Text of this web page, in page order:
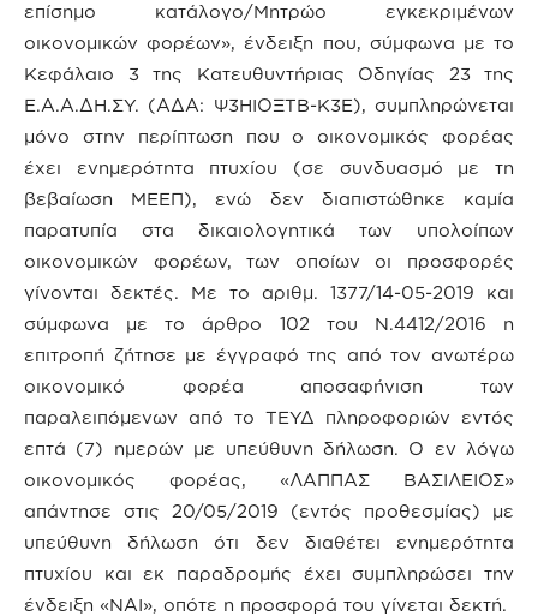
επίσημο κατάλογο/Μητρώο εγκεκριμένων
οικονομικών φορέων», ένδειξη που, σύμφωνα με το
Κεφάλαιο 3 της Κατευθυντήριας Οδηγίας 23 της
Ε.Α.Α.ΔΗ.ΣΥ. (ΑΔΑ: Ψ3ΗΙΟΞΤΒ-Κ3Ε), συμπληρώνεται
μόνο στην περίπτωση που ο οικονομικός φορέας
έχει ενημερότητα πτυχίου (σε συνδυασμό με τη
βεβαίωση ΜΕΕΠ), ενώ δεν διαπιστώθηκε καμία
παρατυπία στα δικαιολογητικά των υπολοίπων
οικονομικών φορέων, των οποίων οι προσφορές
γίνονται δεκτές. Με το αριθμ. 1377/14-05-2019 και
σύμφωνα με το άρθρο 102 του Ν.4412/2016 η
επιτροπή ζήτησε με έγγραφό της από τον ανωτέρω
οικονομικό φορέα αποσαφήνιση των
παραλειπόμενων από το ΤΕΥΔ πληροφοριών εντός
επτά (7) ημερών με υπεύθυνη δήλωση. Ο εν λόγω
οικονομικός φορέας, «ΛΑΠΠΑΣ ΒΑΣΙΛΕΙΟΣ»
απάντησε στις 20/05/2019 (εντός προθεσμίας) με
υπεύθυνη δήλωση ότι δεν διαθέτει ενημερότητα
πτυχίου και εκ παραδρομής έχει συμπληρώσει την
ένδειξη «ΝΑΙ», οπότε η προσφορά του γίνεται δεκτή.